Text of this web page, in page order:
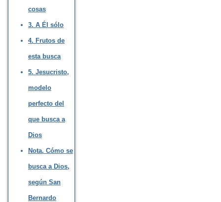
cosas
3. A Él sólo
4. Frutos de
esta busca
5. Jesucristo,
modelo
perfecto del
que busca a
Dios
Nota. Cómo se
busca a Dios,
según San
Bernardo